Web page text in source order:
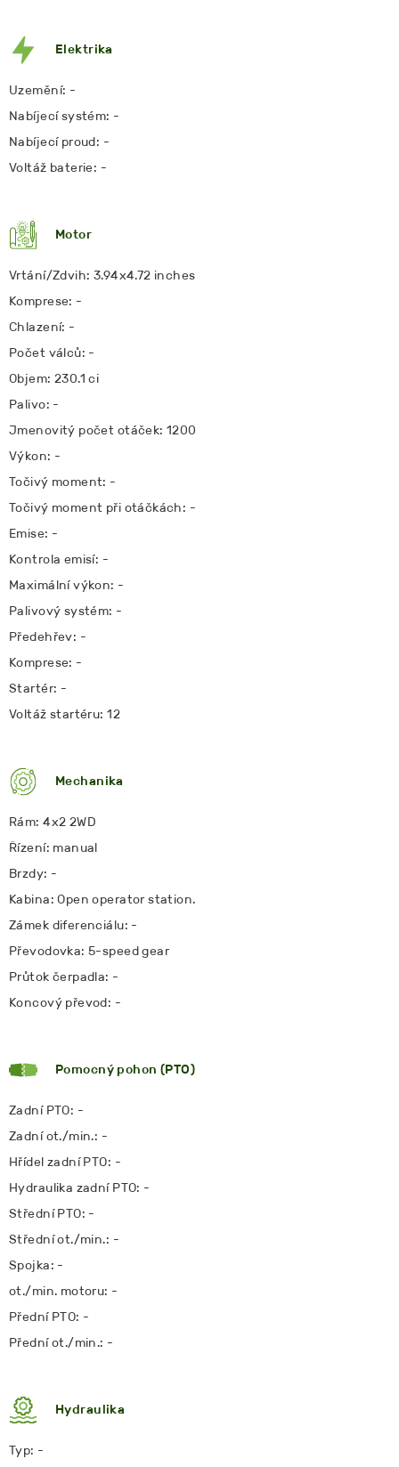
Elektrika
Uzemění: -
Nabíjecí systém: -
Nabíjecí proud: -
Voltáž baterie: -
Motor
Vrtání/Zdvih: 3.94x4.72 inches
Komprese: -
Chlazení: -
Počet válců: -
Objem: 230.1 ci
Palivo: -
Jmenovitý počet otáček: 1200
Výkon: -
Točivý moment: -
Točivý moment při otáčkách: -
Emise: -
Kontrola emisí: -
Maximální výkon: -
Palivový systém: -
Předehřev: -
Komprese: -
Startér: -
Voltáž startéru: 12
Mechanika
Rám: 4x2 2WD
Řízení: manual
Brzdy: -
Kabina: Open operator station.
Zámek diferenciálu: -
Převodovka: 5-speed gear
Průtok čerpadla: -
Koncový převod: -
Pomocný pohon (PTO)
Zadní PTO: -
Zadní ot./min.: -
Hřídel zadní PTO: -
Hydraulika zadní PTO: -
Střední PTO: -
Střední ot./min.: -
Spojka: -
ot./min. motoru: -
Přední PTO: -
Přední ot./min.: -
Hydraulika
Typ: -